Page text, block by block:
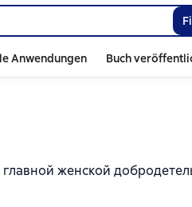
Anwendungen Buch
женской